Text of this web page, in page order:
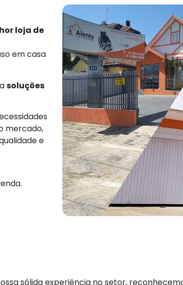
loja de
em casa
soluções
mercado,
e
sólida experiência no setor,